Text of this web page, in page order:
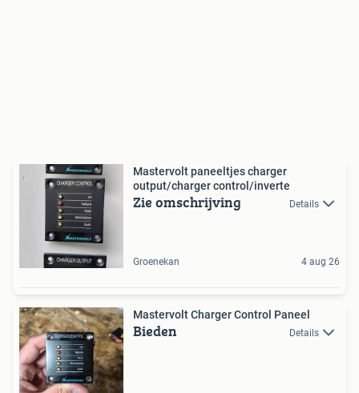
Mastervolt paneeltjes charger
output/charger control/inverte
Zie omschrijving Details
Groenekan 4 aug 26
Mastervolt Charger Control Paneel
Bieden Details